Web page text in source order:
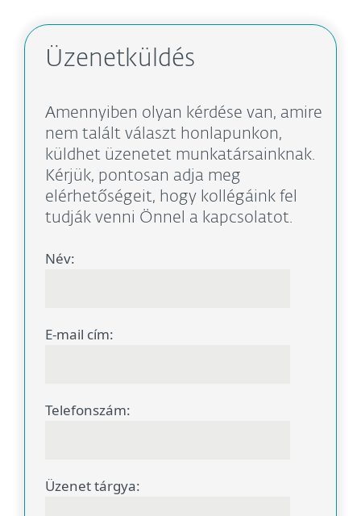
Üzenetküldés
Amennyiben olyan kérdése van, amire
nem talált választ honlapunkon,
küldhet üzenetet munkatársainknak.
Kérjük, pontosan adja meg
elérhetőségeit, hogy kollégáink fel
tudják venni Önnel a kapcsolatot.
Név:
E-mail cím:
Telefonszám:
Üzenet tárgya: